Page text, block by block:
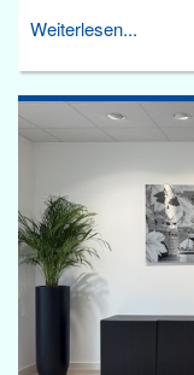
Weiterlesen...